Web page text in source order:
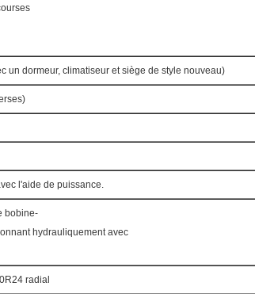
un dormeur, climatiseur et siège de style nouveau)
l'aide de puissance.
bobine-
hydrauliquement avec
radial